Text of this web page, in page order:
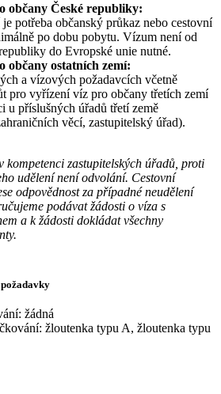
občany České republiky:
potřeba občanský průkaz nebo cestovní
po dobu pobytu. Vízum není od
do Evropské unie nutné.
občany ostatních zemí:
a vízových požadavcích včetně
pro vyřízení víz pro občany třetích zemí
u příslušných úřadů třetí země
věcí, zastupitelský úřad).
kompetenci zastupitelských úřadů, proti
udělení není odvolání. Cestovní
odpovědnost za případné neudělení
podávat žádosti o víza s
a k žádosti dokládat všechny
žádná
žloutenka typu A, žloutenka typu